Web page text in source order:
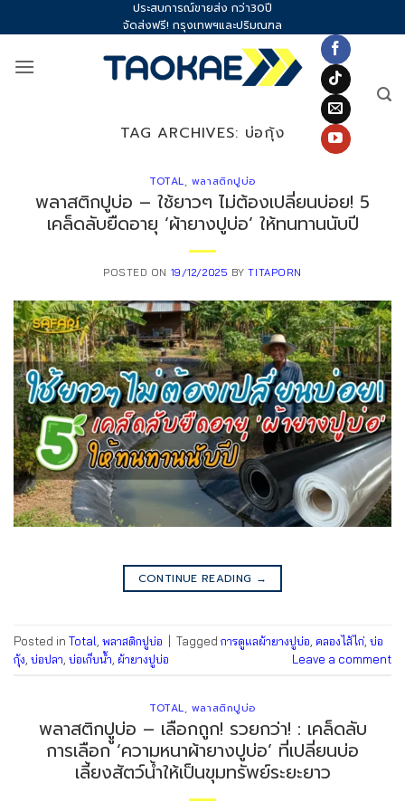
to
ประสบการณ์ขายส่ง กว่า30ปี
จัดส่งฟรี! กรุงเทพฯและปริมณฑล
TAG ARCHIVES: บ่อกุ้ง
TOTAL, พลาสติกปูบ่อ
พลาสติกปูบ่อ – ใช้ยาวๆ ไม่ต้องเปลี่ยนบ่อย! 5
เคล็ดลับยืดอายุ ‘ผ้ายางปูบ่อ’ ให้ทนทานนับปี
POSTED ON 19/12/2025 BYTITAPORN
CONTINUE READING →
Posted in Total พลาสติกปูบ่อ Tagged การดูแลผ้ายางปูบ่อ คลองไส้ไก่ บ่อ
กุ้ง บ่อปลา บ่อเก็บน้ำ ผ้ายางปูบ่อ Leave a comment
TOTAL, พลาสติกปูบ่อ
พลาสติกปููบ่อ – เลือกถูก! รวยกว่า! : เคล็ดลับ
การเลือก ‘ความหนาผ้ายางปูบ่อ’ ที่เปลี่ยนบ่อ
เลี้ยงสัตว์น้ำให้เป็นขุมทรัพย์ระยะยาว